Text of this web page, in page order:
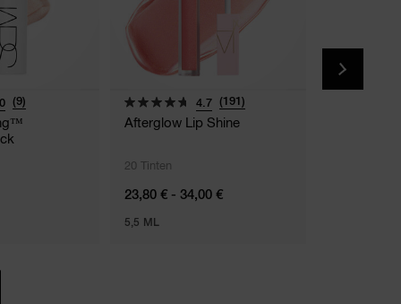
(9) 4.7 (191)
Afterglow Lip Shine
20 Tinten
23,80 € - 34,00 €
5,5 ML